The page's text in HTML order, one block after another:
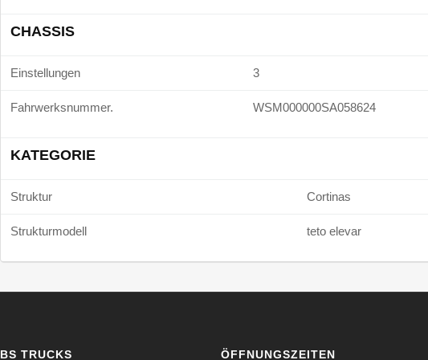
CHASSIS
Einstellungen 3
Fahrwerksnummer. WSM000000SA058624
KATEGORIE
Struktur Cortinas
Strukturmodell teto elevar
BS TRUCKS ÖFFNUNGSZEITEN